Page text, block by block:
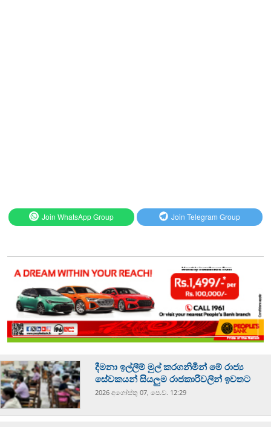
Join WhatsApp Group Join Telegram Group
දීමනා ඉල්ලීම් මුල් කරගනිමින් මේ රාජ්‍ය
සේවකයන් සියලුම රාජකාරිවලින් ඉවතට
2026 අගෝස්‍තු 07, පෙ.ව. 12:29